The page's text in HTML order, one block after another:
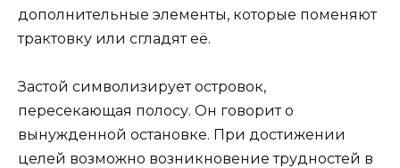
дополнительные элементы, которые поменяют
трактовку или сгладят её.
Застой символизирует островок,
пересекающая полосу. Он говорит о
вынужденной остановке. При достижении
целей возможно возникновение трудностей в